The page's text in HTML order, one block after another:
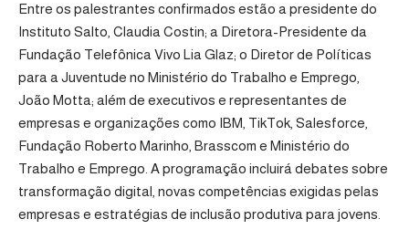
Entre os palestrantes confirmados estão a presidente do
Instituto Salto, Claudia Costin; a Diretora-Presidente da
Fundação Telefônica Vivo Lia Glaz; o Diretor de Políticas
para a Juventude no Ministério do Trabalho e Emprego,
João Motta; além de executivos e representantes de
empresas e organizações como IBM, TikTok, Salesforce,
Fundação Roberto Marinho, Brasscom e Ministério do
Trabalho e Emprego. A programação incluirá debates sobre
transformação digital, novas competências exigidas pelas
empresas e estratégias de inclusão produtiva para jovens.